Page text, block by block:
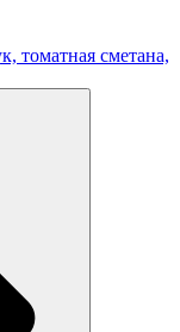
томатная сметана,